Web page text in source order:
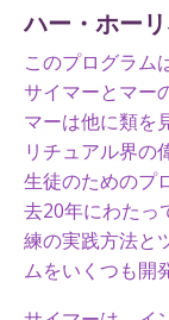
ハー・ホー
このプログラム
サイマーとマー
マーは他に類を
リチュアル界の
生徒のためのプ
去20年にわたっ
練の実践方法と
ムをいくつも開